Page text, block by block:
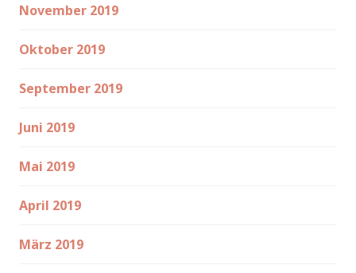
November 2019
Oktober 2019
September 2019
Juni 2019
Mai 2019
April 2019
März 2019